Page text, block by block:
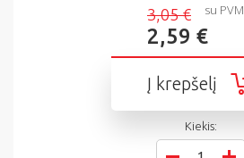
3,05 €
2,59 €
su PVM
Į krepšelį
Kiekis: